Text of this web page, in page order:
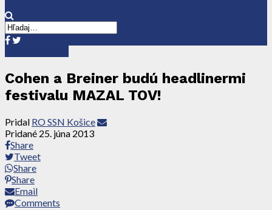
Cohen a Breiner budú headlinermi
festivalu MAZAL TOV!
Pridal RO SSN Košice
Pridané 25. júna 2013
Share
Tweet
Share
Share
Email
Comments